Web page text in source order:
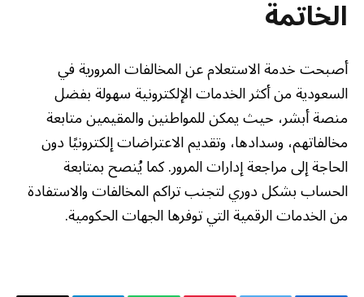
الخاتمة
أصبحت خدمة الاستعلام عن المخالفات المرورية في
السعودية من أكثر الخدمات الإلكترونية سهولة بفضل
منصة أبشر، حيث يمكن للمواطنين والمقيمين متابعة
مخالفاتهم، وسدادها، وتقديم الاعتراضات إلكترونيًا دون
الحاجة إلى مراجعة إدارات المرور. كما يُنصح بمتابعة
الحساب بشكل دوري لتجنب تراكم المخالفات والاستفادة
من الخدمات الرقمية التي توفرها الجهات الحكومية.